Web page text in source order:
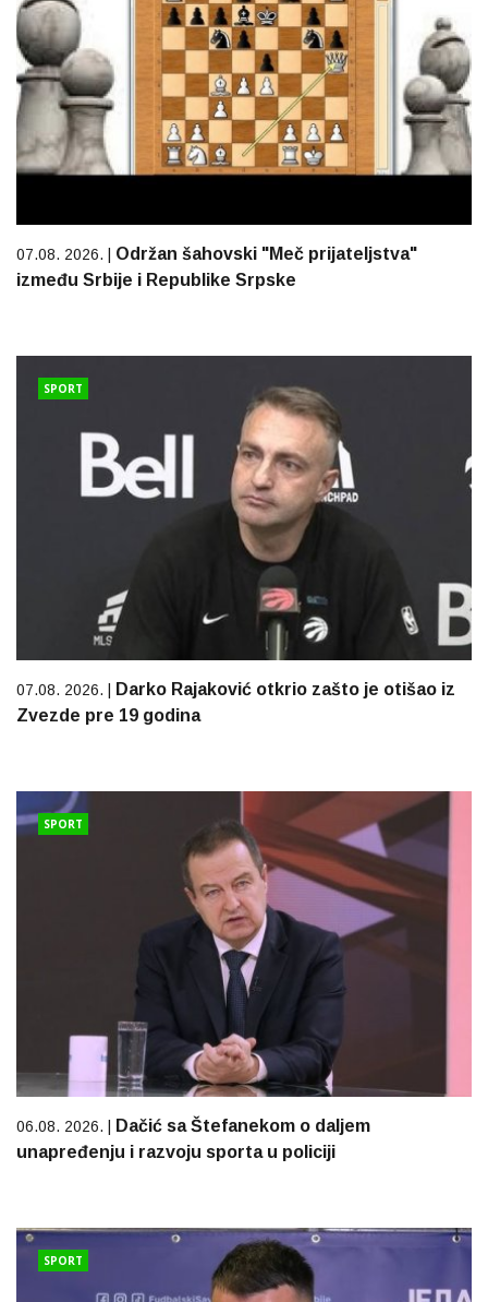
07.08. 2026. | Održan šahovski "Meč prijateljstva"
između Srbije i Republike Srpske
SPORT
07.08. 2026. |
Darko Rajaković otkrio zašto je otišao iz
Zvezde pre 19 godina
SPORT
06.08. 2026. |
Dačić sa Štefanekom o daljem
unapređenju i razvoju sporta u policiji
SPORT